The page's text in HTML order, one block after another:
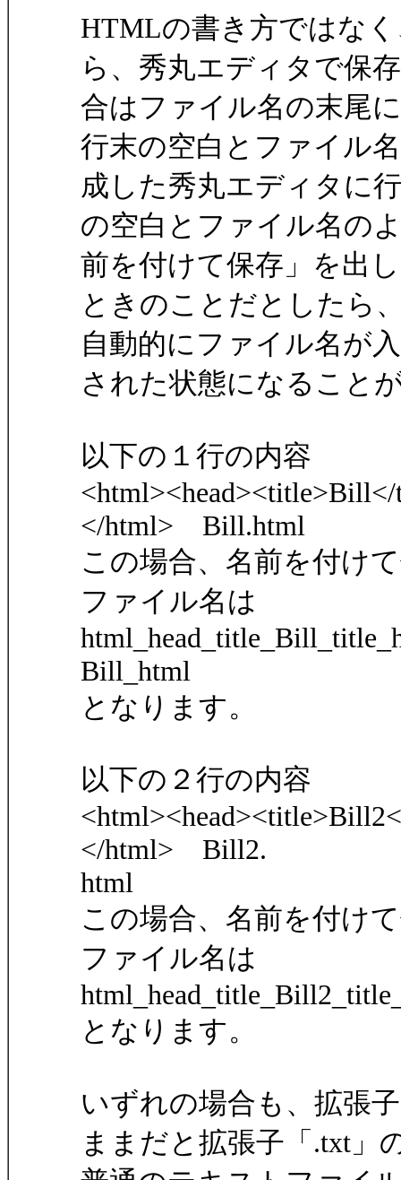
HTMLの書き方ではな
ら、秀丸エディタで保
合はファイル名の末尾
行末の空白とファイル
成した秀丸エディタに
の空白とファイル名の
前を付けて保存」を出
ときのことだとしたら
自動的にファイル名が
された状態になること
以下の１行の内容
</html> Bill.html
この場合、名前を付け
ファイル名は
Bill_html
となります。
以下の２行の内容
</html> Bill2.
html
この場合、名前を付け
ファイル名は
となります。
いずれの場合も、拡張
ままだと拡張子「.txt」